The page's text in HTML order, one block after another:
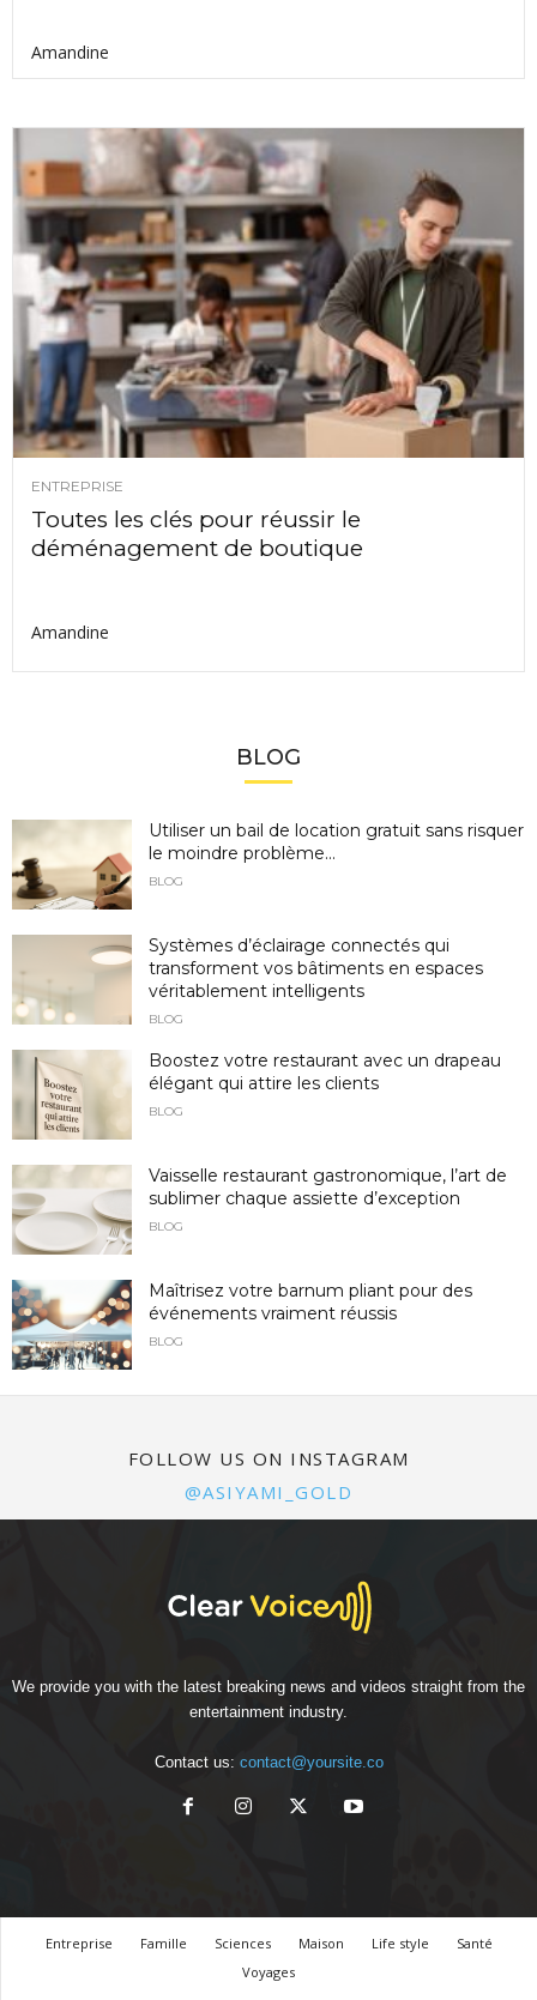
Amandine
ENTREPRISE
Toutes les clés pour réussir le
déménagement de boutique
Amandine
BLOG
Utiliser un bail de location gratuit sans risquer
le moindre problème...
BLOG
Systèmes d’éclairage connectés qui
transforment vos bâtiments en espaces
véritablement intelligents
BLOG
Boostez votre restaurant avec un drapeau
élégant qui attire les clients
BLOG
Vaisselle restaurant gastronomique, l’art de
sublimer chaque assiette d’exception
BLOG
Maîtrisez votre barnum pliant pour des
événements vraiment réussis
BLOG
FOLLOW US ON INSTAGRAM
@ASIYAMI_GOLD
We provide you with the latest breaking news and videos straight from the
entertainment industry.
Contact us: contact@yoursite.co
Entreprise Famille Sciences Maison Life style
Santé
Voyages